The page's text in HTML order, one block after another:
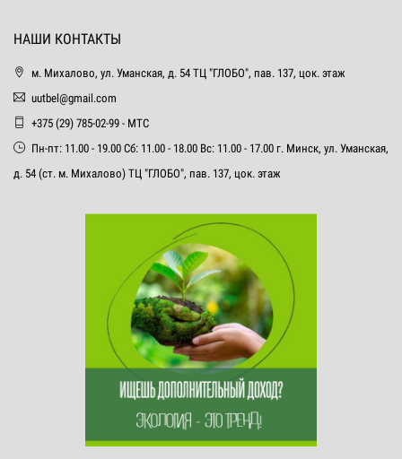
НАШИ КОНТАКТЫ
м. Михалово, ул. Уманская, д. 54 ТЦ "ГЛОБО", пав. 137, цок. этаж
uutbel@gmail.com
+375 (29) 785-02-99 - МТС
Пн-пт: 11.00 - 19.00 Сб: 11.00 - 18.00 Вс: 11.00 - 17.00 г. Минск, ул. Уманская,
д. 54 (ст. м. Михалово) ТЦ "ГЛОБО", пав. 137, цок. этаж